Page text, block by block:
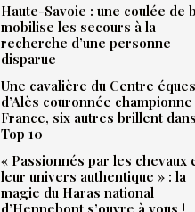
Haute-Savoie : une coulée de
mobilise les secours à la
recherche d’une personne
disparue
Une cavalière du Centre
d’Alès couronnée
France, six autres brillent
Top 10
« Passionnés par les chevaux
leur univers authentique » : la
magie du Haras national
d’Hennebont s’ouvre à vous !